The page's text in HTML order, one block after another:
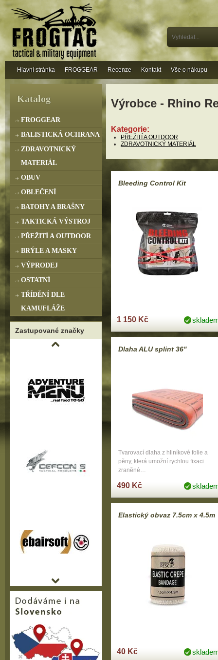
Výrobce - Rhino
Kategorie:
PŘEŽITÍ A OUTDOOR
ZDRAVOTNICKÝ MATERIÁL
Bleeding Control Kit
1 150 Kč
Dlaha ALU splint 36"
Tvarovací dlaha z hliníkové folie a
pěny, která umožní rychlou fixaci
zraněné…
490 Kč
Elastický obvaz 7.5cm x 4.5m
40 Kč
Katalog
FROGGEAR
BALISTICKÁ OCHRANA
ZDRAVOTNICKÝ
MATERIÁL
OBUV
OBLEČENÍ
BATOHY A BRAŠNY
TAKTICKÁ VÝSTROJ
PŘEŽITÍ A OUTDOOR
BRÝLE A MASKY
VÝPRODEJ
OSTATNÍ
TŘÍDĚNÍ DLE
KAMUFLÁŽE
Zastupované značky
Hlavní stránka FROGGEAR Recenze Kontakt Vše o nákupu